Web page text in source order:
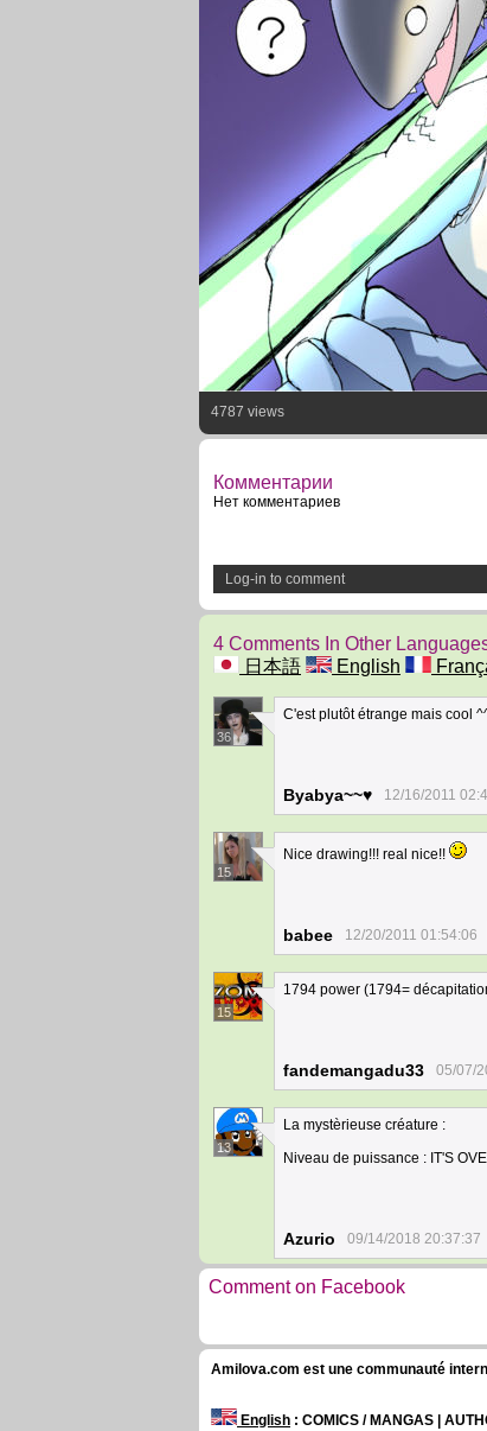
4787 views
Комментарии
Нет комментариев
Log-in to comment
4 Comments In Other
日本語
English
36
C'est plutôt étrange mais cool
Byabya~~♥ 12/16/2011
15
Nice drawing!!! real nice!!
babee 12/20/2011 01:54:06
15
1794 power (1794=
fandemangadu33 05/07/
13
La mystèrieuse créature :
Niveau de puissance : IT'S
Azurio 09/14/2018 20:37:37
Comment on Facebook
Amilova.com est une communauté
English : COMICS / MANGAS |